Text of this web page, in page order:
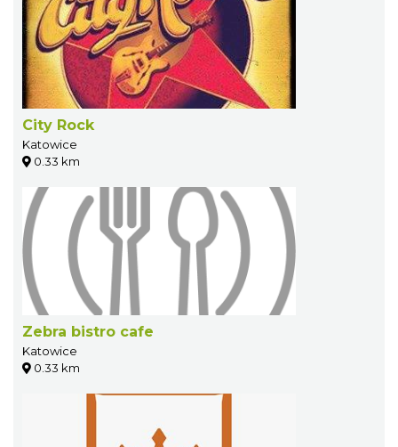
City Rock
Katowice
0.33 km
Zebra bistro cafe
Katowice
0.33 km